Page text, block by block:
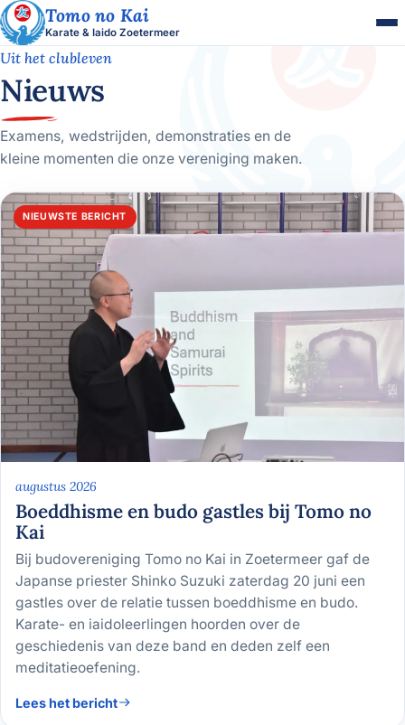
Tomo no Kai
Karate & Iaido Zoetermeer
Uit het clubleven
Nieuws
Examens, wedstrijden, demonstraties en de
kleine momenten die onze vereniging maken.
NIEUWSTE BERICHT
augustus 2026
Boeddhisme en budo gastles bij Tomo no
Kai
Bij budovereniging Tomo no Kai in Zoetermeer gaf de
Japanse priester Shinko Suzuki zaterdag 20 juni een
gastles over de relatie tussen boeddhisme en budo.
Karate- en iaidoleerlingen hoorden over de
geschiedenis van deze band en deden zelf een
meditatieoefening.
Lees het bericht